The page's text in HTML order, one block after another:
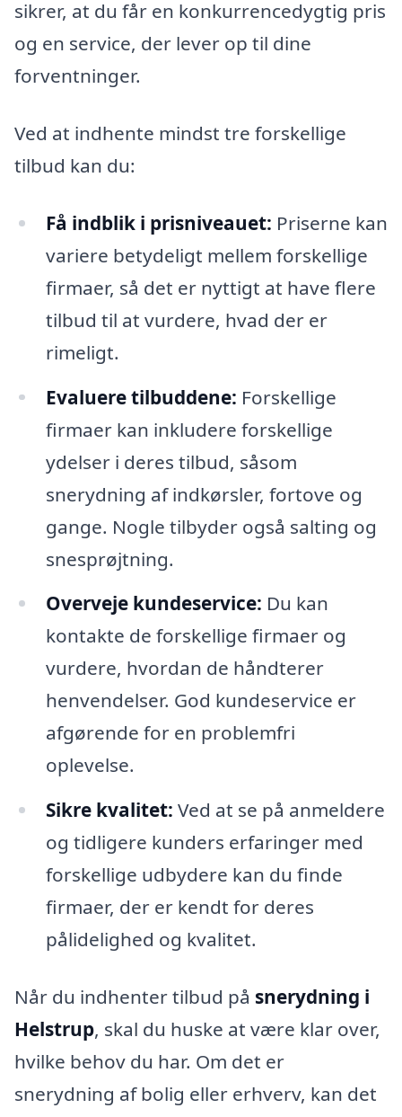
sikrer, at du får en konkurrencedygtig pris
og en service, der lever op til dine
forventninger.
Ved at indhente mindst tre forskellige
tilbud kan du:
Få indblik i prisniveauet: Priserne kan
variere betydeligt mellem forskellige
firmaer, så det er nyttigt at have flere
tilbud til at vurdere, hvad der er
rimeligt.
Evaluere tilbuddene: Forskellige
firmaer kan inkludere forskellige
ydelser i deres tilbud, såsom
snerydning af indkørsler, fortove og
gange. Nogle tilbyder også salting og
snesprøjtning.
Overveje kundeservice: Du kan
kontakte de forskellige firmaer og
vurdere, hvordan de håndterer
henvendelser. God kundeservice er
afgørende for en problemfri
oplevelse.
Sikre kvalitet: Ved at se på anmeldere
og tidligere kunders erfaringer med
forskellige udbydere kan du finde
firmaer, der er kendt for deres
pålidelighed og kvalitet.
Når du indhenter tilbud på snerydning i
Helstrup, skal du huske at være klar over,
hvilke behov du har. Om det er
snerydning af bolig eller erhverv, kan det